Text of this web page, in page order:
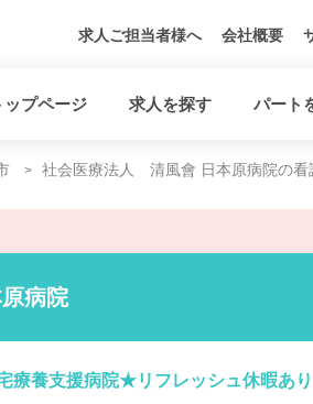
求人ご担当者様へ 会社概要
ップページ 求人を探す パート
社会医療法人 清風會 日本原病院の看
病院
療養支援病院★リフレッシュ休暇あり